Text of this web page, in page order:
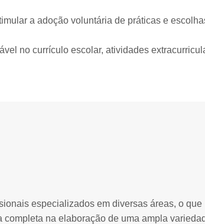
a adoção voluntária de práticas e
no currículo escolar, atividades
especializados em diversas áreas, o que
completa na elaboração de uma ampla